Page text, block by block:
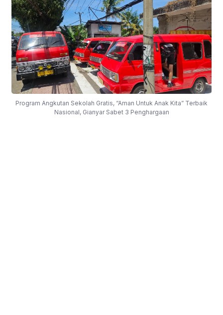
Program Angkutan Sekolah Gratis, “Aman Untuk Anak Kita” Terbaik
Nasional, Gianyar Sabet 3 Penghargaan